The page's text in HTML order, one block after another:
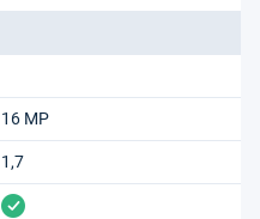
16 MP
1,7
vorhanden